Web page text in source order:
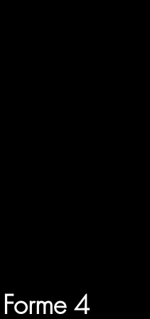
Forme 4